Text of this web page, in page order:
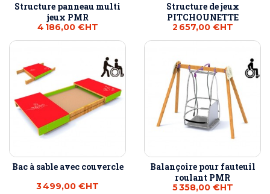
Structure panneau multi
jeux PMR
4 186,00 €HT
Structure de jeux
PITCHOUNETTE
2 657,00 €HT
Bac à sable avec couvercle
3 499,00 €HT
Balançoire pour fauteuil
roulant PMR
5 358,00 €HT